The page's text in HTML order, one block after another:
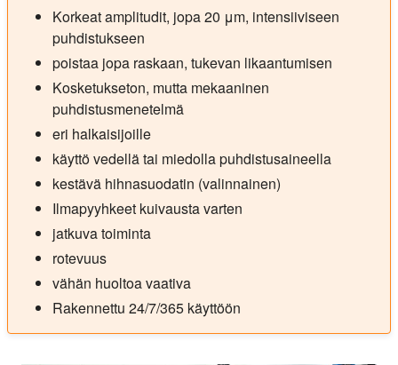
Korkeat amplitudit, jopa 20 μm, intensiiviseen
puhdistukseen
poistaa jopa raskaan, tukevan likaantumisen
Kosketukseton, mutta mekaaninen
puhdistusmenetelmä
eri halkaisijoille
käyttö vedellä tai miedolla puhdistusaineella
kestävä hihnasuodatin (valinnainen)
Ilmapyyhkeet kuivausta varten
jatkuva toiminta
rotevuus
vähän huoltoa vaativa
Rakennettu 24/7/365 käyttöön